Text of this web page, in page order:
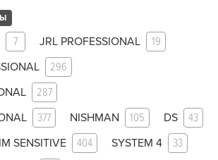
7 JRL PROFESSIONAL 19
296
287
377 NISHMAN 105 DS 43
SENSITIVE 404 SYSTEM 4 33